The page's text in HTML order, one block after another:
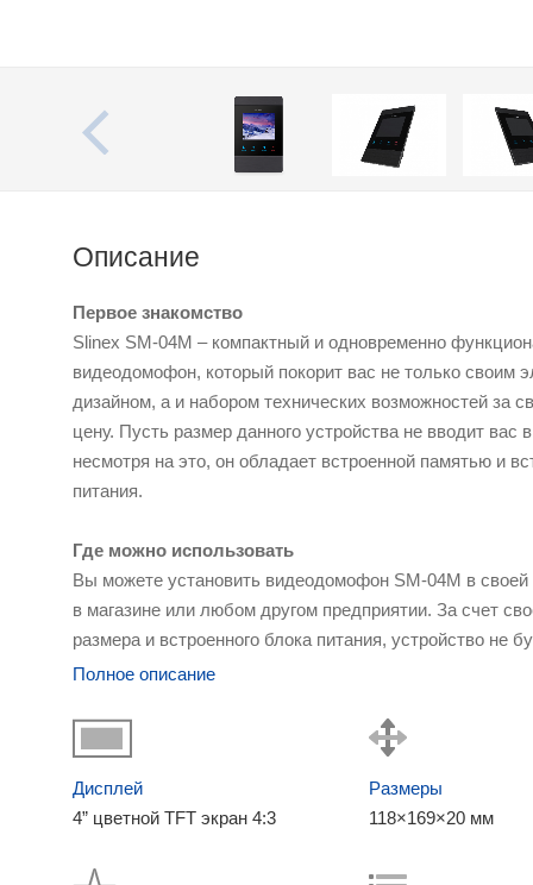
Описание
Первое знакомство
Slinex SМ-04М – компактный и одновременно
видеодомофон, который покорит вас не только своим
дизайном, а и набором технических возможностей за
цену. Пусть размер данного устройства не вводит вас
несмотря на это, он обладает встроенной памятью и
питания.
Где можно использовать
Вы можете установить видеодомофон SМ-04М в своей
в магазине или любом другом предприятии. За счет
размера и встроенного блока питания, устройство не
много места, и вы сможете поместить его там, где у
Особенности данной модели
Список особенностей домофона SМ-04М можно начать
внутренней памяти, которой хватит на 250 кадров
Среди индивидуальных пользовательских настроек
Полное описание
Дисплей
4” цветной TFT экран 4:3
Размеры
118×169×20 мм